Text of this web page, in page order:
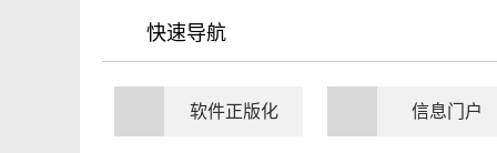
快速导航
软件正版化 信息门户